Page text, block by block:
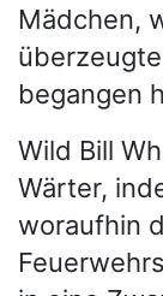
Mädchen,
begangen
Wild Bill
Wärter,
woraufhin